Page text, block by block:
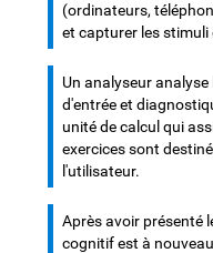
(ordinateurs,
et capturer les stimuli
Un analyseur
d'entrée et
unité de calcul qui
exercices sont
l'utilisateur.
Après avoir présenté
cognitif est à